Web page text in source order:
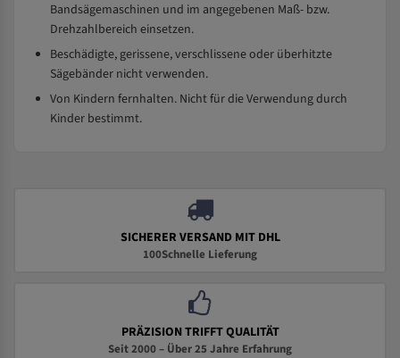
Bandsägemaschinen und im angegebenen Maß- bzw.
Drehzahlbereich einsetzen.
Beschädigte, gerissene, verschlissene oder überhitzte
Sägebänder nicht verwenden.
Von Kindern fernhalten. Nicht für die Verwendung durch
Kinder bestimmt.
SICHERER VERSAND MIT DHL
100Schnelle Lieferung
PRÄZISION TRIFFT QUALITÄT
Seit 2000 – Über 25 Jahre Erfahrung